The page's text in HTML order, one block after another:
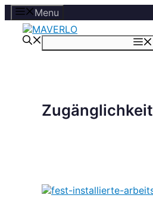
Zum
Inhalt
springen
Menu
Zugänglichkeit